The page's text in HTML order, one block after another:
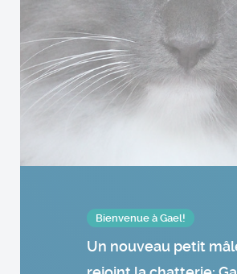
Bienvenue à Gael!
Un nouveau petit